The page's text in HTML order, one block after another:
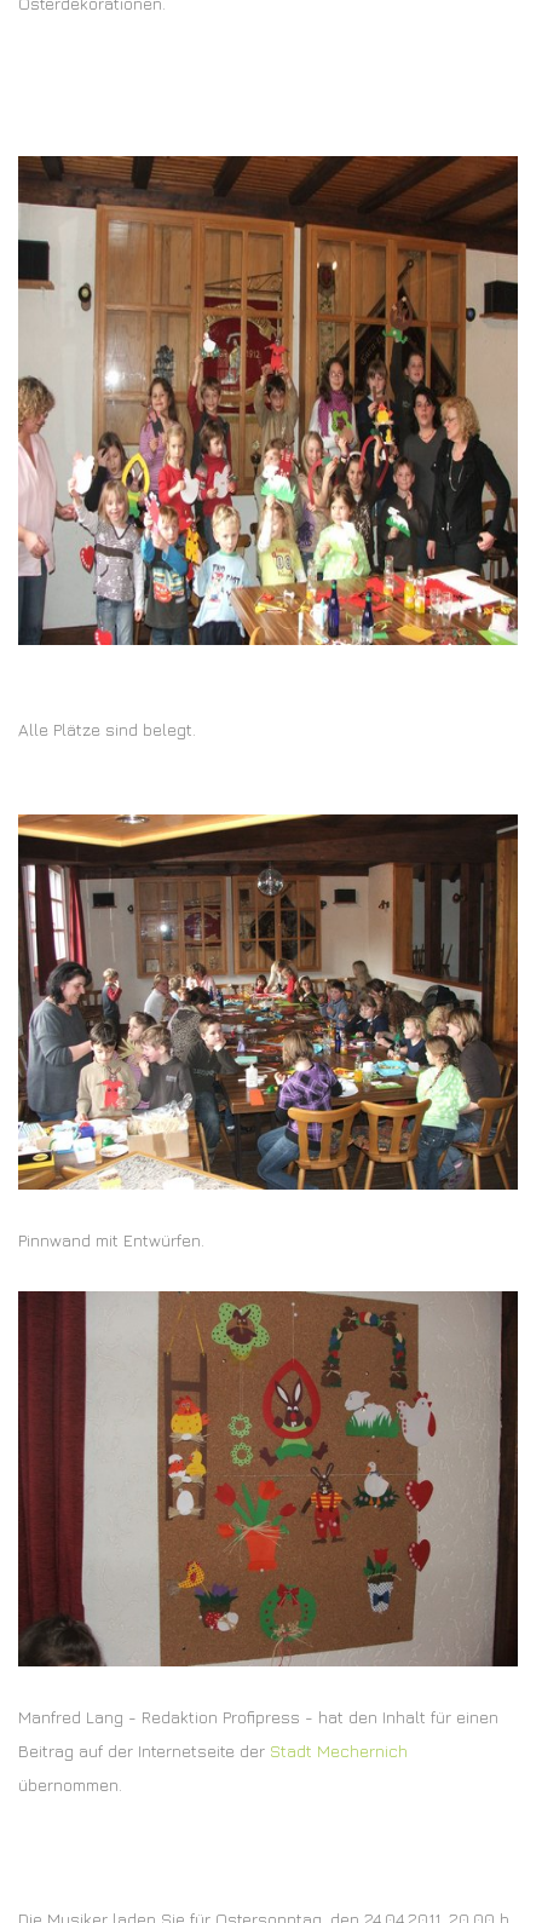
Alle Plätze sind belegt.
Pinnwand mit Entwürfen.
Manfred Lang - Redaktion Profipress - hat den Inhalt für einen
Beitrag auf der Internetseite der Stadt Mechernich
übernommen.
Die Musiker laden Sie für Ostersonntag, den 24.04.2011, 20.00 h,